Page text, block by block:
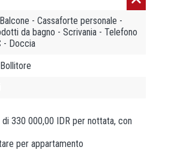
- Cassaforte personale -
da bagno - Scrivania - Telefono
- Doccia
330 000,00 IDR per nottata, con
per appartamento